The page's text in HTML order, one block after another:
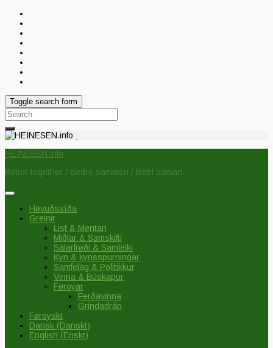
Toggle search form
Search
for:
HEINESEN.info
Better together / Bedre sammen / Betri saman
Høvuðssíða
Greinir
List & Mentan
Miðlar & Samskifti
Sálarfrøði & Samleiki
Kyn & kynsspurningar
Samfelag & Politikkur
Vinna & Búskapur
Føroyar
Ferðavinna
Grindadráp
Føroyskt
Dansk (Danskt)
English (Enskt)